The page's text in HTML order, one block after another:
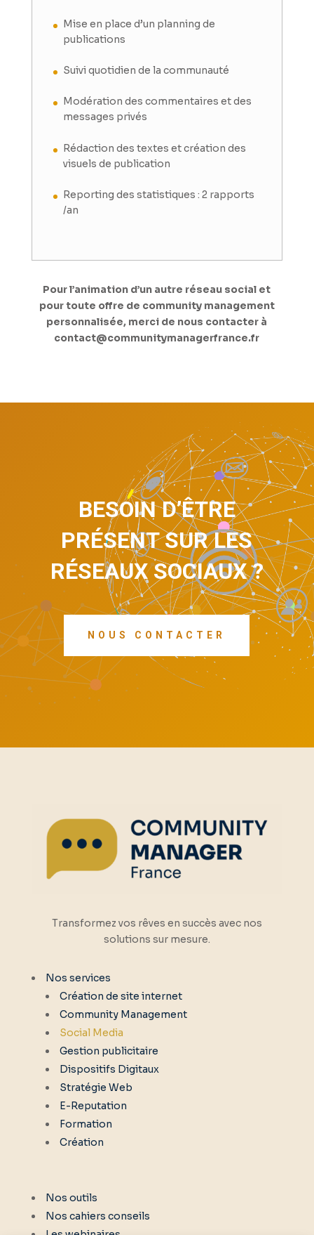
Mise en place d’un planning de
publications
Suivi quotidien de la communauté
Modération des commentaires et des
messages privés
Rédaction des textes et création des
visuels de publication
Reporting des statistiques : 2 rapports
/an
Pour l’animation d’un autre réseau social et
pour toute offre de community management
personnalisée, merci de nous contacter à
contact@communitymanagerfrance.fr
BESOIN D’ÊTRE
PRÉSENT SUR LES
RÉSEAUX SOCIAUX ?
NOUS CONTACTER
Transformez vos rêves en succès avec nos
solutions sur mesure.
Nos services
Création de site internet
Community Management
Social Media
Gestion publicitaire
Dispositifs Digitaux
Stratégie Web
E-Reputation
Formation
Création
Nos outils
Nos cahiers conseils